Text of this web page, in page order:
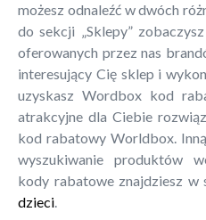
możesz odnaleźć w dwóch
do sekcji „Sklepy”
oferowanych przez nas
interesujący Cię sklep i
uzyskasz Wordbox kod
atrakcyjne dla Ciebie
kod rabatowy Worldbox.
wyszukiwanie produktów
kody rabatowe znajdziesz w
dzieci.